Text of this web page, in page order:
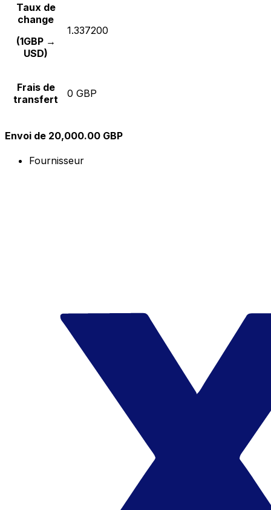
Taux de
change
(1GBP →
USD)
1.337200
Frais de
transfert
0 GBP
Envoi de 20,000.00 GBP
Fournisseur